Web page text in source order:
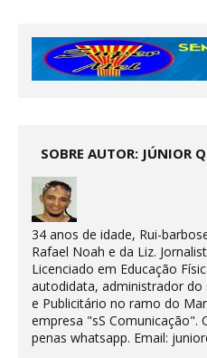
SOBRE AUTOR: JÚNIOR
34 anos de idade, Rui-
Rafael Noah e da Liz.
Licenciado em Educação
autodidata, administrador
e Publicitário no ramo do
empresa "sS Comunicação".
penas whatsapp. Email: